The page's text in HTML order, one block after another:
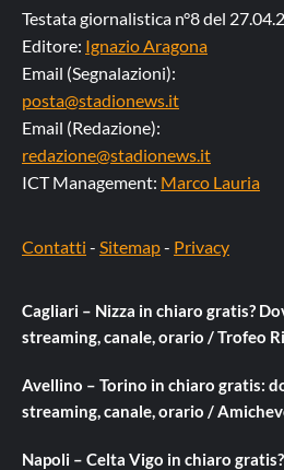
Testata giornalistica n°8 del
Editore: Ignazio Aragona
Email (Segnalazioni):
posta@stadionews.it
Email (Redazione):
redazione@stadionews.it
ICT Management: Marco Lauria
Contatti - Sitemap- Privacy
Cagliari – Nizza in chiaro gratis?
streaming, canale, orario / Trofeo
Avellino – Torino in chiaro gratis:
streaming, canale, orario /
Napoli – Celta Vigo in chiaro